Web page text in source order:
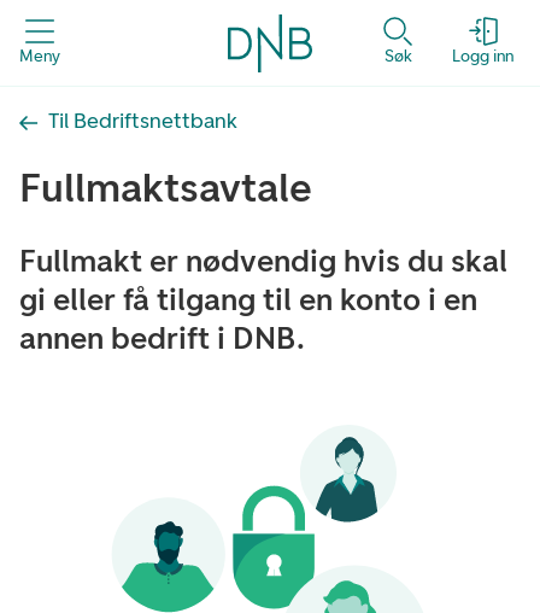
Meny Søk Logg inn
Til Bedriftsnettbank
Fullmaktsavtale
Fullmakt er nødvendig hvis du skal
gi eller få tilgang til en konto i en
annen bedrift i DNB.